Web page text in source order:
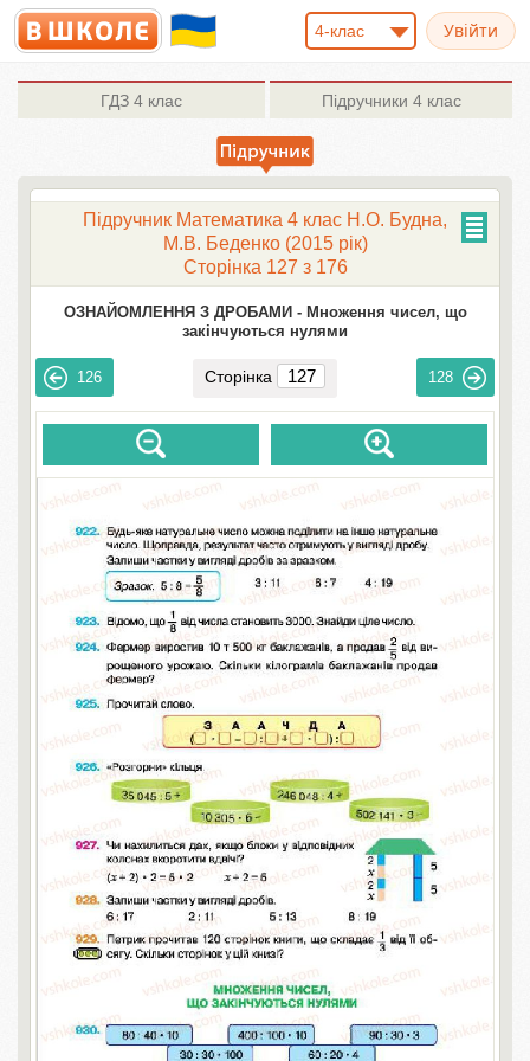
4-клас
ГДЗ 4 клас Підручники 4 клас
Підручник Математика 4 клас Н.О. Будна,
М.В. Беденко (2015 рік)
Сторінка 127 з 176
ОЗНАЙОМЛЕННЯ З ДРОБАМИ - Множення чисел, що
закінчуються нулями
126 Сторінка 128